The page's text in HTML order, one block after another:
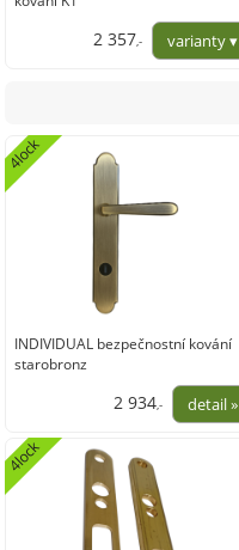
2 357,-
INDIVIDUAL bezpečnostní kování
starobronz
4lock
2 934,-
4lock